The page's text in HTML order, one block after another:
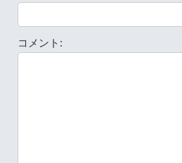
コメント: